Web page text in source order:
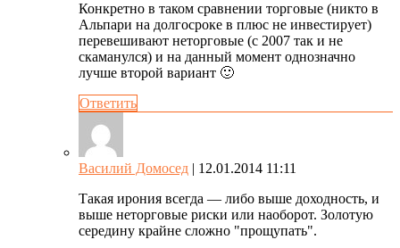
Конкретно в таком сравнении торговые (никто в
Альпари на долгосроке в плюс не инвестирует)
перевешивают неторговые (с 2007 так и не
скаманулся) и на данный момент однозначно
лучше второй вариант 🙂
Ответить
Василий Домосед | 12.01.2014 11:11
Такая ирония всегда — либо выше доходность, и
выше неторговые риски или наоборот. Золотую
середину крайне сложно "прощупать".